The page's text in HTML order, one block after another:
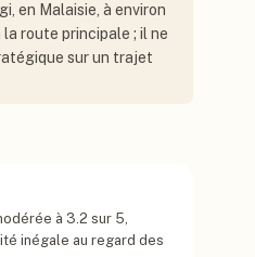
en Malaisie, à environ
route principale ; il ne
sur un trajet
à 3.2 sur 5,
inégale au regard des